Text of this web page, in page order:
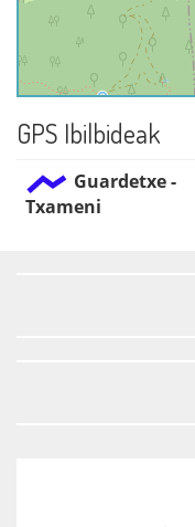
GPS Ibilbideak
Guardetxe -
Txameni